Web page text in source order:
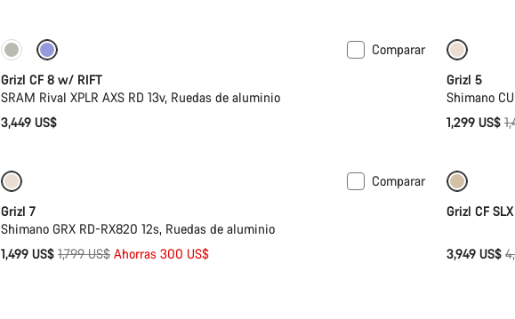
Solo disponible en talla XL | 2XL
Comparar
Grizl CF 8 w/ RIFT
SRAM Rival XPLR AXS RD 13v, Ruedas de aluminio
3,449 US$
Grizl 5
Shimano
1,299 US$
Comparar
Grizl 7
Shimano GRX RD-RX820 12s, Ruedas de aluminio
1,499 US$ Precio
1,799 US$ Ahorras 300 US$
Grizl CF
3,949 US$